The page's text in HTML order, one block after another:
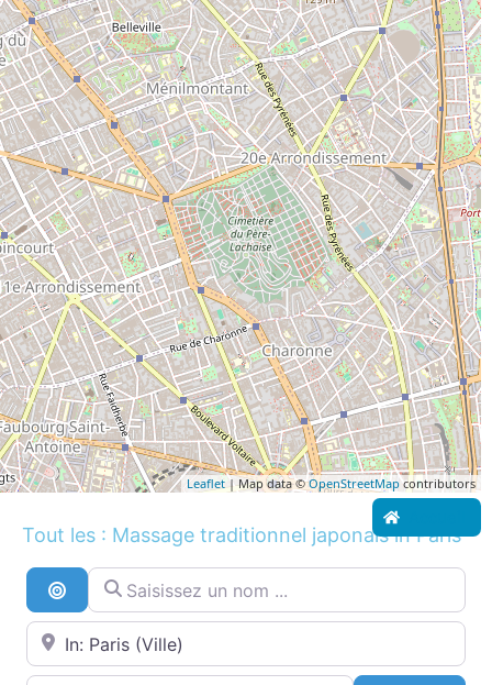
Leaflet| Map data ©OpenStreetMapcontributors
Tout les : Massage traditionnel japonais in Paris
Recherche par distance
Saisissez un nom ...
Proche de...